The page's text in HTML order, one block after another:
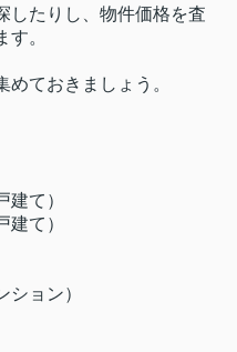
したりし、物件価格を査
。
ておきましょう。
建て）
建て）
ション）